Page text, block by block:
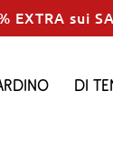
EXTRA sui
Di